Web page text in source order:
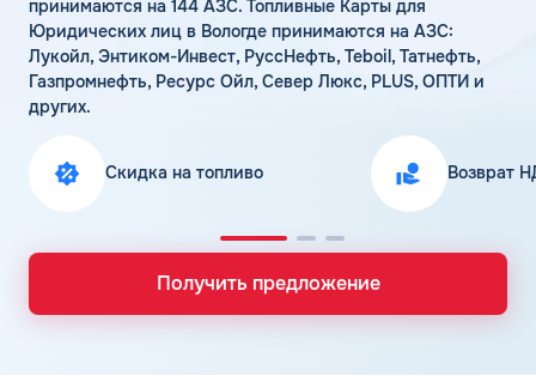
принимаются на 144 АЗС. Топливные Карты для
Юридических лиц в Вологде принимаются на АЗС:
Лукойл, Энтиком-Инвест, РуссНефть, Teboil, Татнефть,
Газпромнефть, Ресурс Ойл, Север Люкс, PLUS, ОПТИ и
других.
Скидка на топливо Возврат
Получить предложение